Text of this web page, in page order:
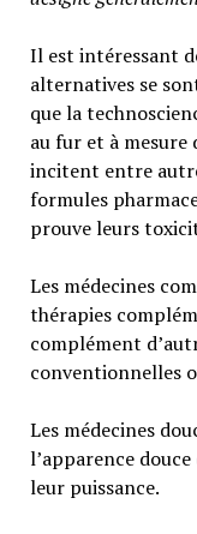
Il est intéressant
alternatives se
que la
au fur et à
incitent entre
formules
prouve leurs
Les médecines
thérapies
complément
conventionnelles
Les médecines
l’apparence
leur puissance.